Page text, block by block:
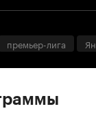
премьер-лига